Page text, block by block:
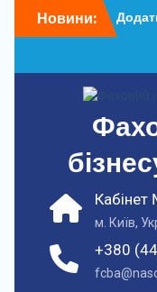
доНовини:
У
+380
Кабінет
м. Київ,